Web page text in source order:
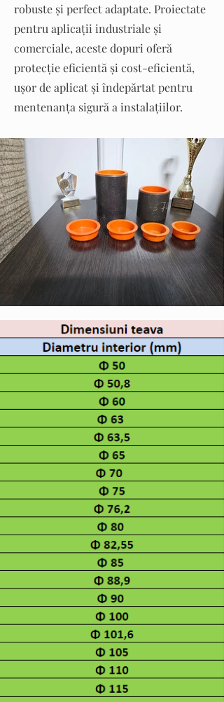
robuste și perfect adaptate. Proiectate
pentru aplicații industriale și
comerciale, aceste dopuri oferă
protecție eficientă și cost-eficientă,
ușor de aplicat și îndepărtat pentru
mentenanța sigură a instalațiilor.